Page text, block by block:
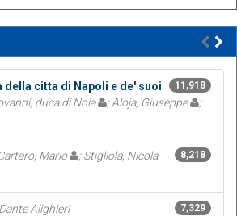
11,918
della citta di Napoli e de' suoi
duca di Noia ; Aloja, Giuseppe
;
8,218
Mario
; Stigliola, Nicola
7,329
Dante Alighieri